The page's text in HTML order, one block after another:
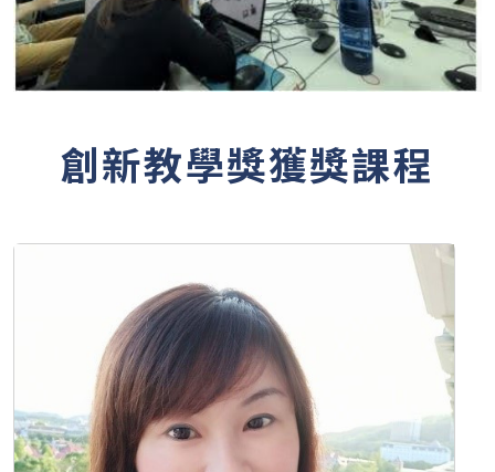
創新教學獎獲獎課程